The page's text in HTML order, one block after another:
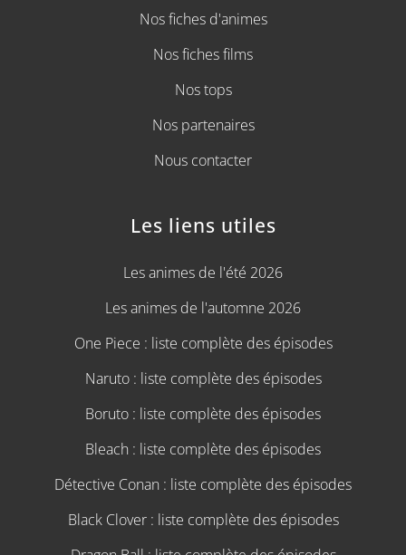
Nos fiches d'animes
Nos fiches films
Nos tops
Nos partenaires
Nous contacter
Les liens utiles
Les animes de l'été 2026
Les animes de l'automne 2026
One Piece : liste complète des épisodes
Naruto : liste complète des épisodes
Boruto : liste complète des épisodes
Bleach : liste complète des épisodes
Détective Conan : liste complète des épisodes
Black Clover : liste complète des épisodes